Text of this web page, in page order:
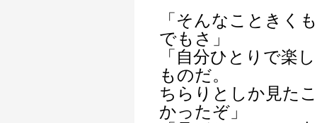
「そんなこときく
でもさ」
「自分ひとりで楽
ものだ。
ちらりとしか見た
かったぞ」